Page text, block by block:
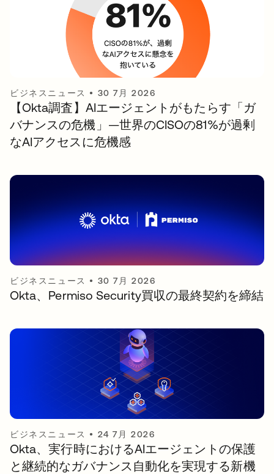
ビジネスニュース • 30 7月 2026
【Okta調査】AIエージェントがもたらす「ガ
バナンスの危機」—世界のCISOの81%が過剰
なAIアクセスに危機感
ビジネスニュース • 30 7月 2026
Okta、Permiso Security買収の最終契約を締結
ビジネスニュース • 24 7月 2026
Okta、実行時におけるAIエージェントの保護
と継続的なガバナンス自動化を実現する新機